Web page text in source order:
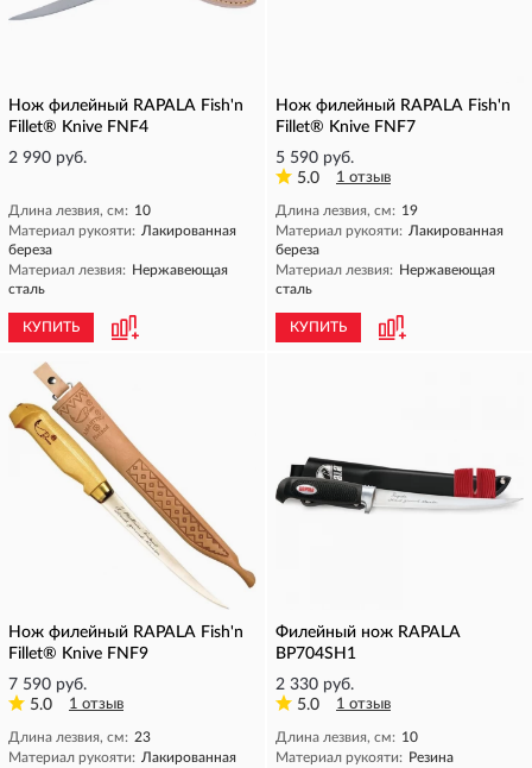
Нож филейный RAPALA Fish'n
Fillet® Knive FNF4
2 990 руб.
Длина лезвия, см: 10
Материал рукояти: Лакированная
береза
Материал лезвия: Нержавеющая
сталь
КУПИТЬ
Нож филейный RAPALA Fish'n
Fillet® Knive FNF7
5 590 руб.
5.0
1 отзыв
Длина лезвия, см: 19
Материал рукояти: Лакированная
береза
Материал лезвия: Нержавеющая
сталь
КУПИТЬ
Нож филейный RAPALA Fish'n
Fillet® Knive FNF9
7 590 руб.
5.0
1 отзыв
Длина лезвия, см: 23
Материал рукояти: Лакированная
Филейный нож RAPALA
BP704SH1
2 330 руб.
5.0
1 отзыв
Длина лезвия, см: 10
Материал рукояти: Резина